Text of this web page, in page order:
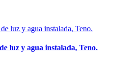
luz y agua instalada, Teno.